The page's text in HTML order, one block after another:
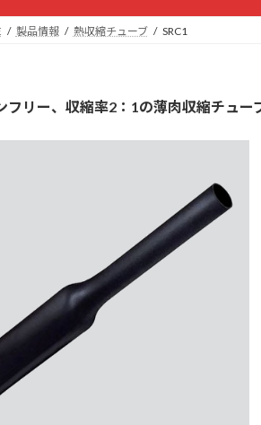
製品情報 熱収縮チューブ SRC1
フリー、収縮率2：1の薄肉収縮チュー